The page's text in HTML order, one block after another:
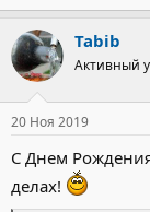
а
к
ц
и
и
:
Tabib
Активный
20 Ноя 2019
С Днем
делах!